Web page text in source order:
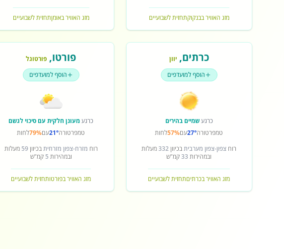
מזג האוויר בבנקוקתחזית לשבועיים מזג האוויר באומןתחזית לשבועיים
כרתים,יוון
הוסף למועדפים
כרגעשמיים בהירים
טמפרטורה27°עם57%לחות
רוח צפון-צפון מערביתבכיוון332מעלות
ובמהירות 33קמ"ש
מזג האוויר בכרתיםתחזית לשבועיים
פורטו, פורטוגל
הוסף למועדפים
כרגעמעונן חלקית עם סיכוי לגשם
טמפרטורה21°עם79%לחות
רוח מזרח-צפון מזרחיתבכיוון59 מעלות
ובמהירות 5 קמ"ש
מזג האוויר בפורטותחזית לשבועיים